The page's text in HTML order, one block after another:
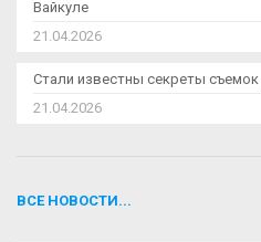
Вайкуле
21.04.2026
Стали известны секреты
21.04.2026
ВСЕ НОВОСТИ...